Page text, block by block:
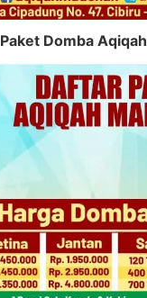
Paket Domba Aqiqah